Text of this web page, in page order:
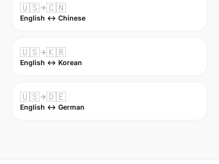
🇺🇸 🇨🇳
English ↔ Chinese
🇺🇸 🇰🇷
English ↔ Korean
🇺🇸 🇩🇪
English ↔ German